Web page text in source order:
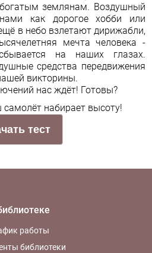
землянам. Воздушный
как дорогое хобби или
в небо взлетают дирижабли,
мечта человека -
на наших глазах.
средства передвижения
викторины.
нас ждёт! Готовы?
набирает высоту!
работы
библиотеки